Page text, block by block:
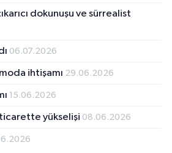
dokunuşu ve sürrealist
06.07.2026
ihtişamı 29.06.2026
15.06.2026
yükselişi 08.06.2026